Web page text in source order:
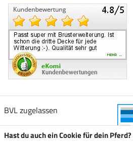
BVL zugelassen
Hast du auch ein Cookie für dein Pferd?